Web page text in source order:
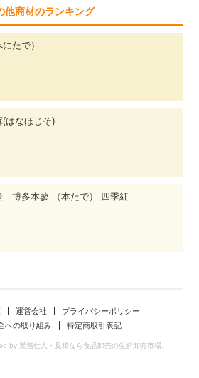
他商材のランキング
たで）
(はなほじそ)
博多本蓼 （本たで） 四季紅
運営会社
プライバシーポリシー
への取り組み
特定商取引表記
by 業務仕入・見積なら食品卸売の生鮮卸売市場.